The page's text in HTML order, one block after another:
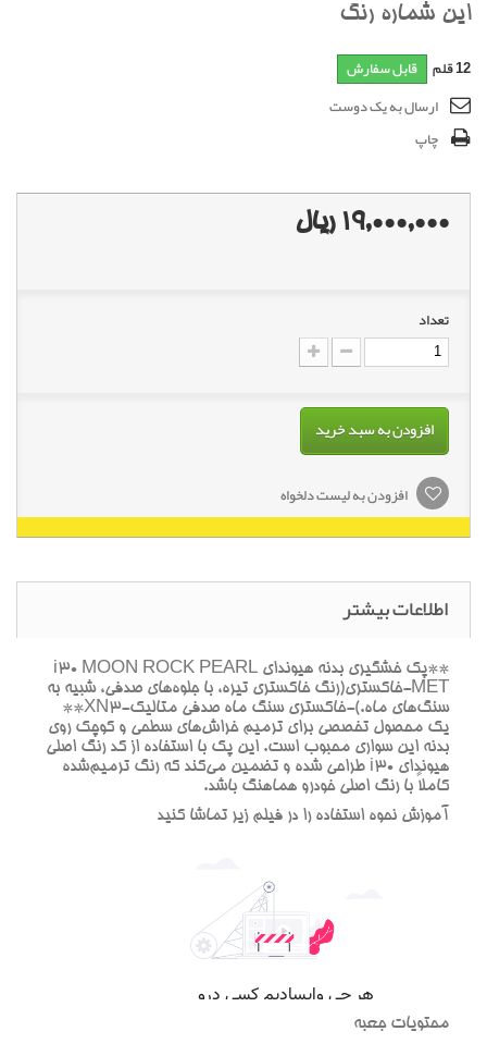
اين شماره رنگ
12قلم قابل سفارش
ارسال به یک دوست
چاپ
19,000,000 ریال
تعداد
افزودن به سبد خرید
افزودن به لیست دلخواه
اطلاعات بیشتر
**پک خشگيري بدنه هيونداي i30 MOON ROCK PEARL
MET-خاکستري(رنگ خاکستري تيره، با جلوه‌هاي صدفي، شبيه به
سنگ‌هاي ماه.)-خاکستري سنگ ماه صدفي متاليک-XN3**
يک محصول تخصصي براي ترميم خراش‌هاي سطحي و کوچک روي
بدنه اين سواري محبوب است. اين پک با استفاده از کد رنگ اصلي
هيونداي i30 طراحي شده و تضمين مي‌کند که رنگ ترميم‌شده
کاملاً با رنگ اصلي خودرو هماهنگ باشد.
آموزش نحوه استفاده را در فيلم زير تماشا کنيد
محتويات جعبه